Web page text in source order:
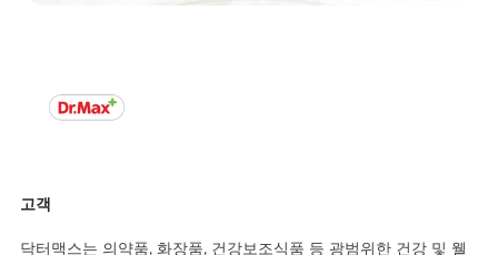
고객
닥터맥스는 의약품, 화장품, 건강보조식품 등 광범위한 건강 및 웰